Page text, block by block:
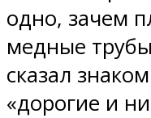
одно, зачем
медные
сказал
«дорогие и